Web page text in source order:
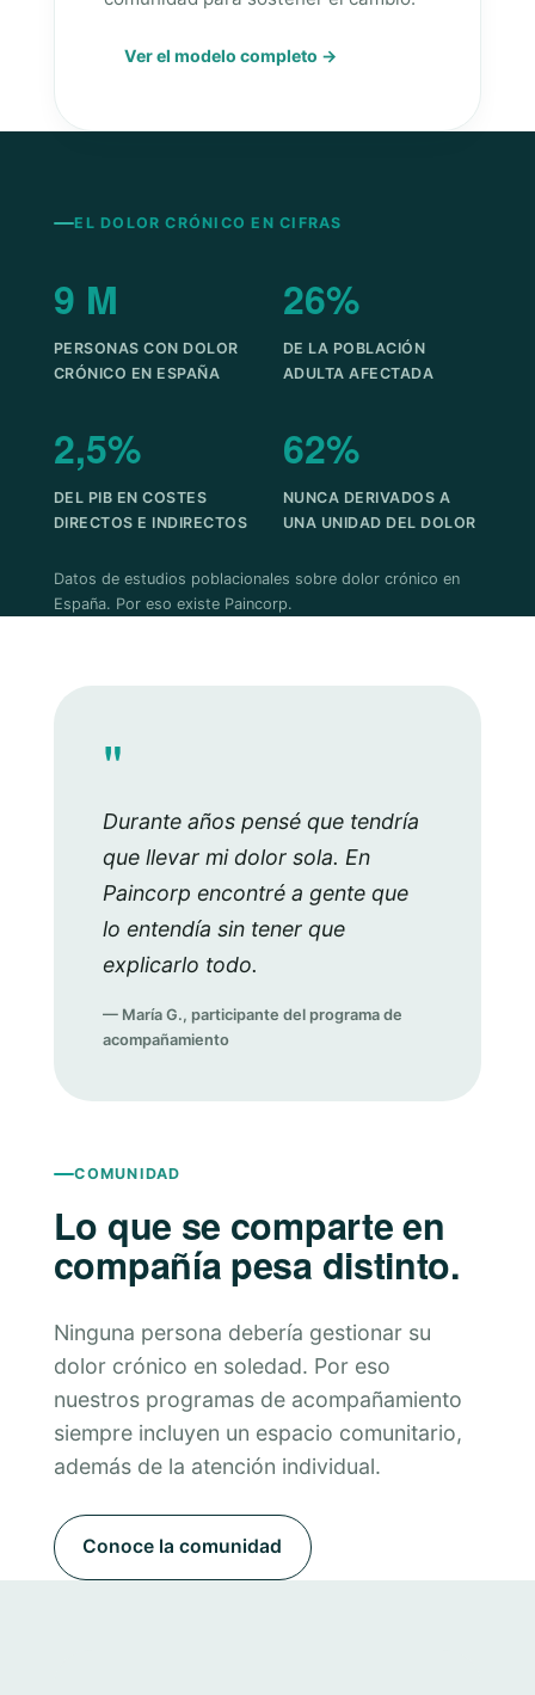
Ver el modelo completo →
EL DOLOR CRÓNICO EN CIFRAS
9 M
PERSONAS CON DOLOR
CRÓNICO EN ESPAÑA
26%
DE LA POBLACIÓN
ADULTA AFECTADA
2,5%
DEL PIB EN COSTES
DIRECTOS E INDIRECTOS
62%
NUNCA DERIVADOS A
UNA UNIDAD DEL DOLOR
Datos de estudios poblacionales sobre dolor crónico en
España. Por eso existe Paincorp.
"
Durante años pensé que tendría
que llevar mi dolor sola. En
Paincorp encontré a gente que
lo entendía sin tener que
explicarlo todo.
— María G., participante del programa de
acompañamiento
COMUNIDAD
Lo que se comparte en
compañía pesa distinto.
Ninguna persona debería gestionar su
dolor crónico en soledad. Por eso
nuestros programas de acompañamiento
siempre incluyen un espacio comunitario,
además de la atención individual.
Conoce la comunidad